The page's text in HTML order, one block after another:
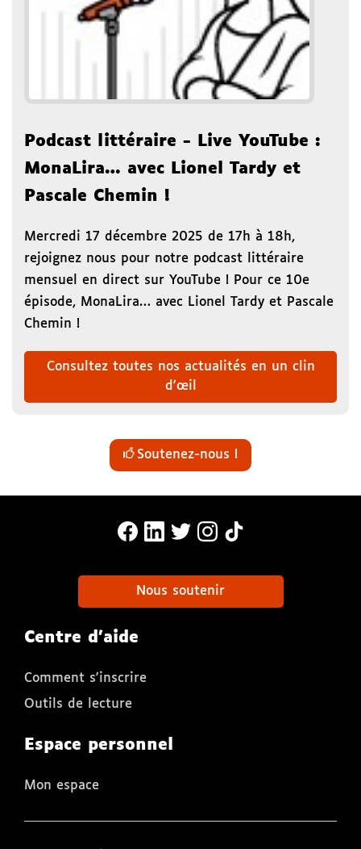
Podcast littéraire - Live YouTube :
MonaLira… avec Lionel Tardy et
Pascale Chemin !
Mercredi 17 décembre 2025 de 17h à 18h,
rejoignez nous pour notre podcast littéraire
mensuel en direct sur YouTube ! Pour ce 10e
épisode, MonaLira… avec Lionel Tardy et Pascale
Chemin !
Consultez toutes nos actualités en un clin
d'œil
Soutenez-nous !
MonaLira Sur Facebook (nouvelle
MonaLira Sur Linkedin
MonaLira Sur Twitter
MonaLira Sur
Nous soutenir
Centre d'aide
Comment s'inscrire
Outils de lecture
Espace personnel
Mon espace